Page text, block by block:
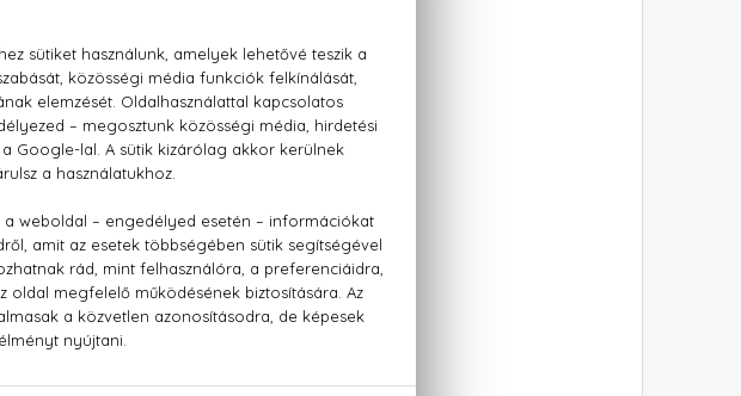
a bors vagy a szantálfa. A 2003-ban
kiegészítője lehet.
olvasva
tervezői olyan
hagy semmi
a vanília és a
is különleges
gyümölcsös,
ugyanis a vérnarancs, a citrom, a
a borostyán teszi. A 2011-es parfüm főleg